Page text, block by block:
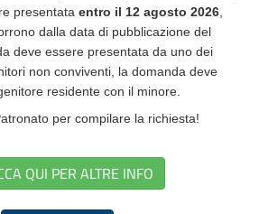
presentata entro il 12 agosto 2026
dalla data di pubblicazione del
deve essere presentata da uno dei
non conviventi, la domanda deve
residente con il minore.
per compilare la richiesta!
QUI PER ALTRE INFO